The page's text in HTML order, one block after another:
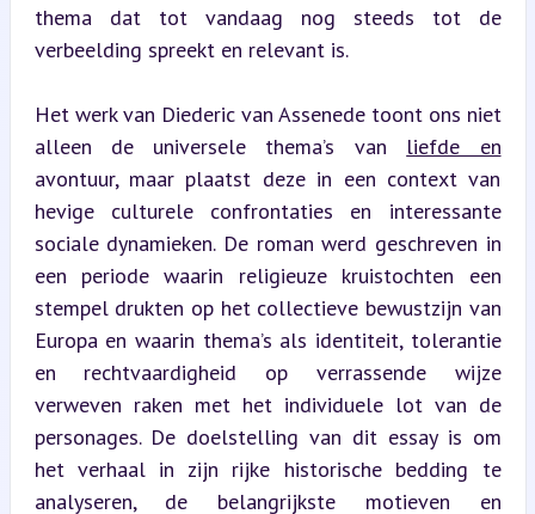
thema dat tot vandaag nog steeds tot de
verbeelding spreekt en relevant is.
Het werk van Diederic van Assenede toont ons niet
alleen de universele thema’s van liefde en
avontuur, maar plaatst deze in een context van
hevige culturele confrontaties en interessante
sociale dynamieken. De roman werd geschreven in
een periode waarin religieuze kruistochten een
stempel drukten op het collectieve bewustzijn van
Europa en waarin thema’s als identiteit, tolerantie
en rechtvaardigheid op verrassende wijze
verweven raken met het individuele lot van de
personages. De doelstelling van dit essay is om
het verhaal in zijn rijke historische bedding te
analyseren, de belangrijkste motieven en